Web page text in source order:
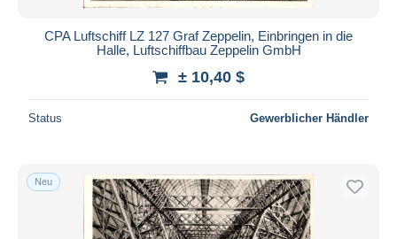
CPA Luftschiff LZ 127 Graf Zeppelin, Einbringen in die
Halle, Luftschiffbau Zeppelin GmbH
± 10,40 $
Status Gewerblicher Händler
Neu